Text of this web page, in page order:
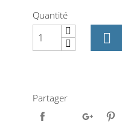
Quantité

Partager